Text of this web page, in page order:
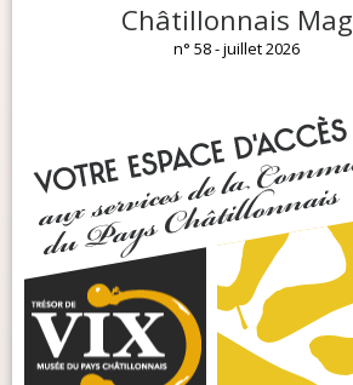
Châtillonnais Mag
n° 58 - juillet 2026